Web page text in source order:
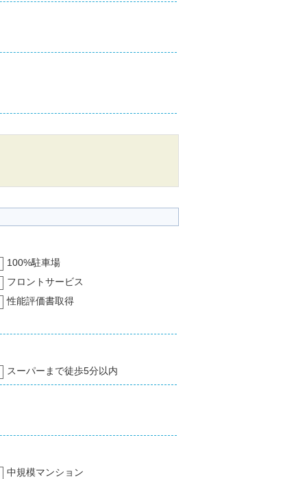
100%駐車場
フロントサービス
性能評価書取得
スーパーまで徒歩5分以内
中規模マンション